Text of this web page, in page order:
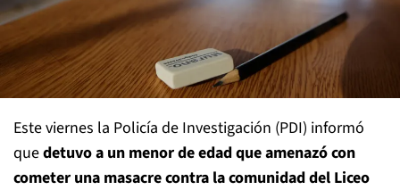
Este viernes la Policía de Investigación (PDI) informó
quedetuvo a un menor de edad que amenazó con
cometer una masacre contra la comunidad del Liceo